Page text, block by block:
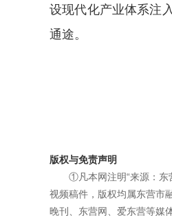
设现代化产业体系注
通途。
版权与免责声明
①凡本网注明“来源：东
视频稿件，版权均属东营市
晚刊、东营网、爱东营等媒